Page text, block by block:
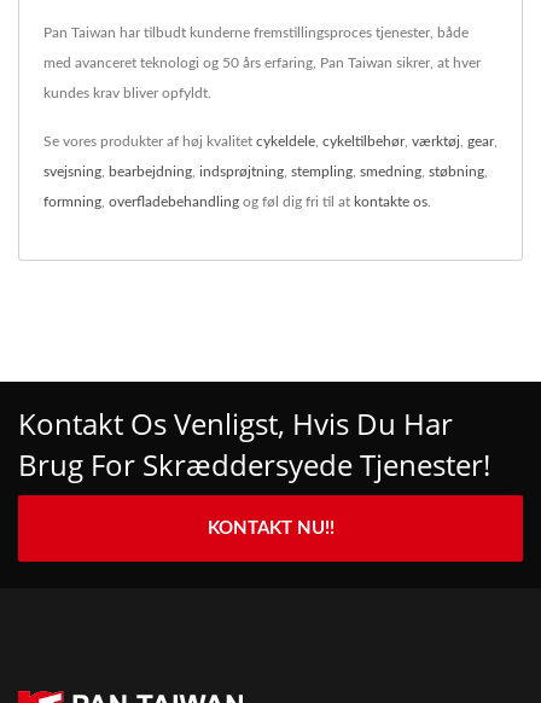
Pan Taiwan har tilbudt kunderne fremstillingsproces tjenester, både
med avanceret teknologi og 50 års erfaring, Pan Taiwan sikrer, at hver
kundes krav bliver opfyldt.
Se vores produkter af høj kvalitet cykeldele cykeltilbehør, værktøj gear,
svejsning bearbejdning indsprøjtning stempling smedning støbning
formning overfladebehandling og føl dig fri til at kontakte os
Kontakt Os Venligst, Hvis Du Har
Brug For Skræddersyede Tjenester!
KONTAKT NU!!